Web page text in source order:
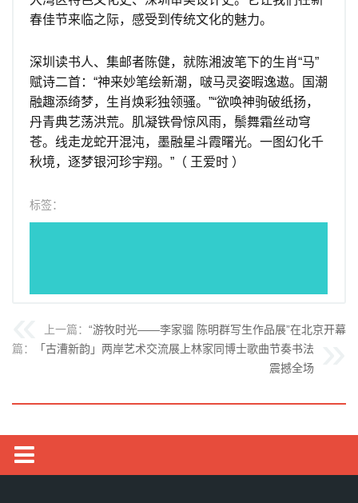
春佳节来临之际，感受到传统文化的魅力。
深圳读书人、集邮者陈健，就陈湘波笔下的生肖“马”
赋诗二首：“神来妙笔绘新潮，啵马灵姿暇逸遨。国潮
融趣添绮梦，生肖焕彩独领骚。”“欲唤神驹破纸扬，
丹青典艺荡洪荒。肌凝铁骨惊风雨，鬃舞霜丝动穹
苍。线走龙蛇开混沌，墨融星斗霞曙光。一图幻化千
秋境，逐梦银河珍宇翔。”（ 王爱时 ）
标签：
上一篇：“游牧时光——李家骝 陈明群写生作品展”在北京开幕
篇：
「古漕新韵」两岸艺术交流展上林家同博士歌曲节奏书法
震撼全场